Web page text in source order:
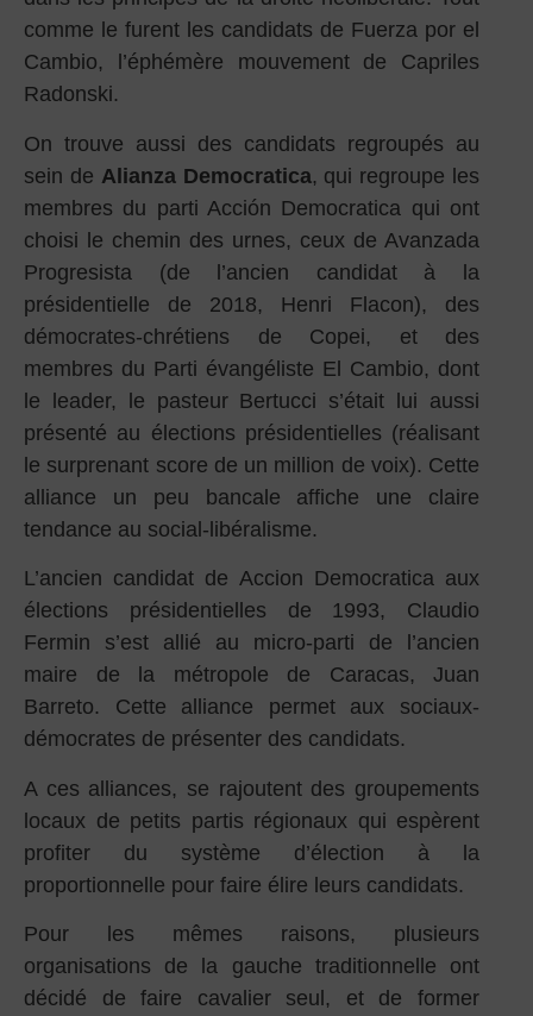
comme le furent les candidats de Fuerza por el
Cambio, l’éphémère mouvement de Capriles
Radonski.
On trouve aussi des candidats regroupés au
sein de Alianza Democratica, qui regroupe les
membres du parti Acción Democratica qui ont
choisi le chemin des urnes, ceux de Avanzada
Progresista (de l’ancien candidat à la
présidentielle de 2018, Henri Flacon), des
démocrates-chrétiens de Copei, et des
membres du Parti évangéliste El Cambio, dont
le leader, le pasteur Bertucci s’était lui aussi
présenté au élections présidentielles (réalisant
le surprenant score de un million de voix). Cette
alliance un peu bancale affiche une claire
tendance au social-libéralisme.
L’ancien candidat de Accion Democratica aux
élections présidentielles de 1993, Claudio
Fermin s’est allié au micro-parti de l’ancien
maire de la métropole de Caracas, Juan
Barreto. Cette alliance permet aux sociaux-
démocrates de présenter des candidats.
A ces alliances, se rajoutent des groupements
locaux de petits partis régionaux qui espèrent
profiter du système d’élection à la
proportionnelle pour faire élire leurs candidats.
Pour les mêmes raisons, plusieurs
organisations de la gauche traditionnelle ont
décidé de faire cavalier seul, et de former